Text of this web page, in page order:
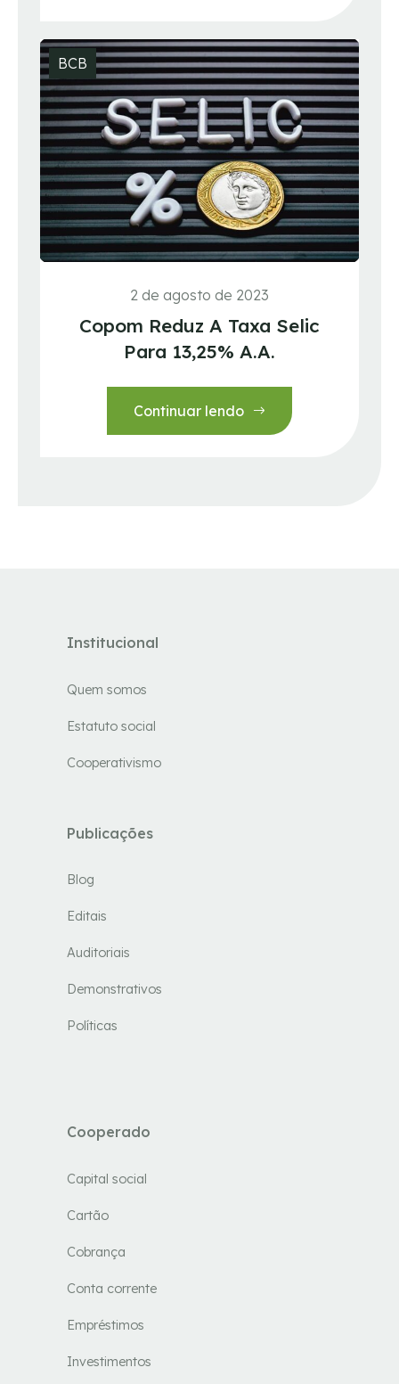
BCB
2 de agosto de 2023
Copom Reduz A Taxa Selic
Para 13,25% A.a.
Continuar lendo
Institucional
Quem somos
Estatuto social
Cooperativismo
Publicações
Blog
Editais
Auditoriais
Demonstrativos
Políticas
Cooperado
Capital social
Cartão
Cobrança
Conta corrente
Empréstimos
Investimentos